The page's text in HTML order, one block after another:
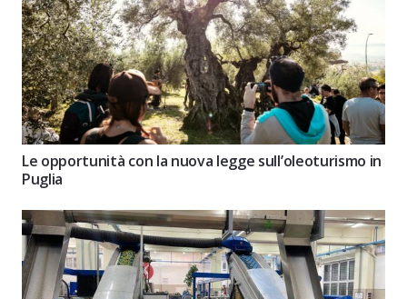
Le opportunità con la nuova legge sull’oleoturismo in
Puglia